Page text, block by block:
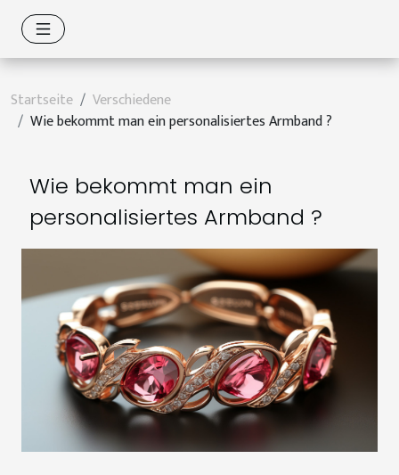
Startseite
Verschiedene
Wie bekommt man ein personalisiertes Armband ?
Wie bekommt man ein
personalisiertes Armband ?